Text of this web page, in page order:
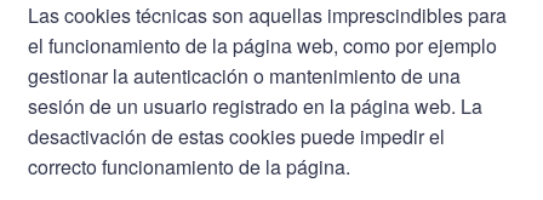
Las cookies técnicas son aquellas imprescindibles para
el funcionamiento de la página web, como por ejemplo
gestionar la autenticación o mantenimiento de una
sesión de un usuario registrado en la página web. La
desactivación de estas cookies puede impedir el
correcto funcionamiento de la página.